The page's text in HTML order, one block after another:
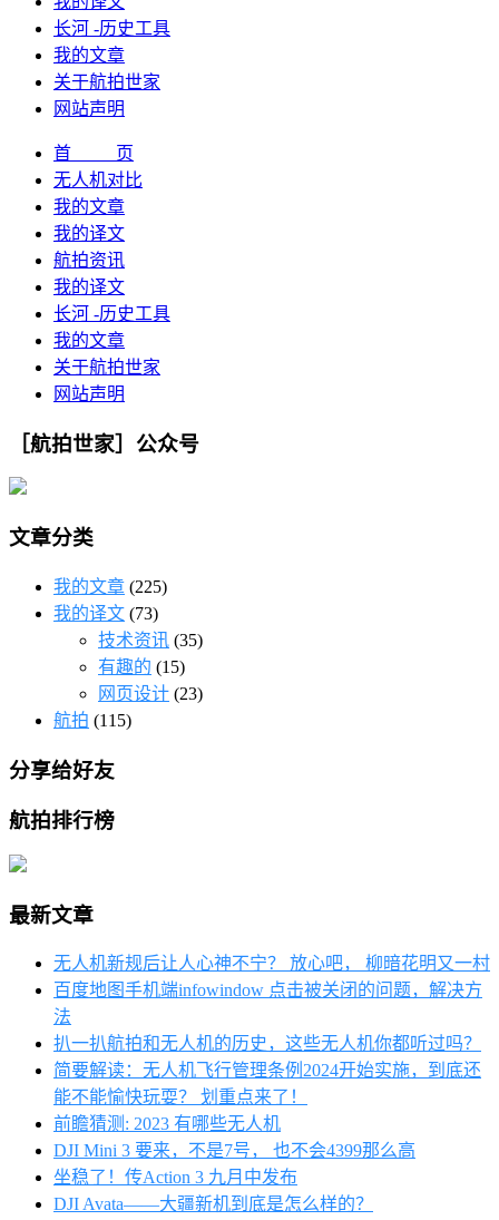
长河 -历史工具
我的文章
关于航拍世家
网站声明
首 页
无人机对比
我的文章
我的译文
航拍资讯
我的译文
长河 -历史工具
我的文章
关于航拍世家
网站声明
［航拍世家］公众号
文章分类
我的文章 (225)
我的译文 (73)
技术资讯 (35)
有趣的 (15)
网页设计 (23)
航拍 (115)
分享给好友
航拍排行榜
最新文章
无人机新规后让人心神不宁？ 放心吧， 柳暗花明又一村
百度地图手机端infowindow 点击被关闭的问题，解决方
法
扒一扒航拍和无人机的历史，这些无人机你都听过吗？
简要解读：无人机飞行管理条例2024开始实施，到底还
能不能愉快玩耍？ 划重点来了！
前瞻猜测: 2023 有哪些无人机
DJI Mini 3 要来，不是7号， 也不会4399那么高
坐稳了！传Action 3 九月中发布
DJI Avata——大疆新机到底是怎么样的？